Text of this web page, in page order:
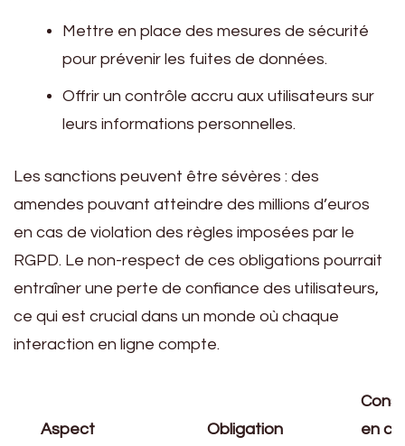
Mettre en place des mesures de sécurité
pour prévenir les fuites de données.
Offrir un contrôle accru aux utilisateurs sur
leurs informations personnelles.
Les sanctions peuvent être sévères : des
amendes pouvant atteindre des millions d’euros
en cas de violation des règles imposées par le
RGPD. Le non-respect de ces obligations pourrait
entraîner une perte de confiance des utilisateurs,
ce qui est crucial dans un monde où chaque
interaction en ligne compte.
Aspect Obligation
en